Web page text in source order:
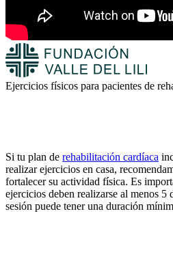
Ejercicios físicos para pacientes de
Si tu plan de rehabilitación cardíaca
realizar ejercicios en casa,
fortalecer su actividad física. Es
ejercicios deben realizarse al menos 5
sesión puede tener una duración